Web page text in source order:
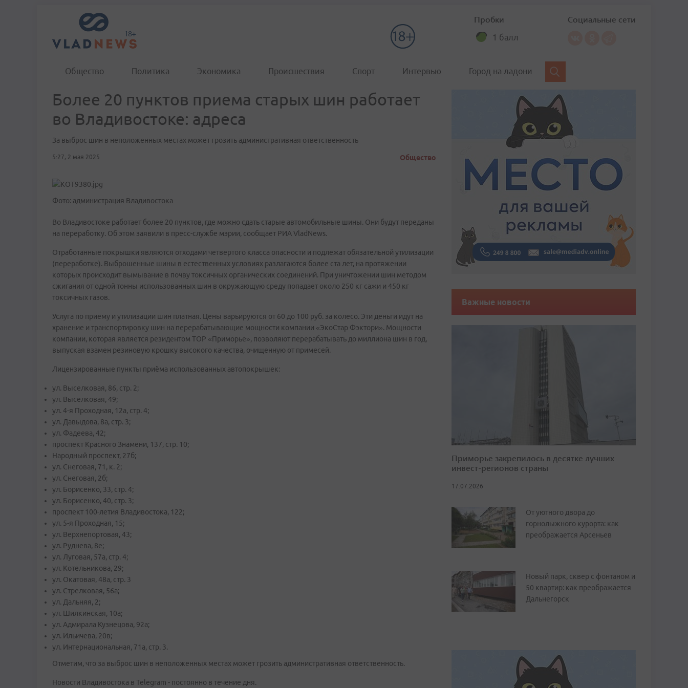
Пробки
1 балл
Социальные сети
Общество Политика Экономика Происшествия Спорт Интервью Город на ладони
Более 20 пунктов приема старых шин работает
во Владивостоке: адреса
За выброс шин в неположенных местах может грозить административная ответственность
5:27, 2 мая 2025 Общество
Фото: администрация Владивостока
Во Владивостоке работает более 20 пунктов, где можно сдать старые автомобильные шины. Они будут переданы
на переработку. Об этом заявили в пресс-службе мэрии, сообщает РИА VladNews.
Отработанные покрышки являются отходами четвертого класса опасности и подлежат обязательной утилизации
(переработке). Выброшенные шины в естественных условиях разлагаются более ста лет, на протяжении
которых происходит вымывание в почву токсичных органических соединений. При уничтожении шин методом
сжигания от одной тонны использованных шин в окружающую среду попадает около 250 кг сажи и 450 кг
токсичных газов.
Услуга по приему и утилизации шин платная. Цены варьируются от 60 до 100 руб. за колесо. Эти деньги идут на
хранение и транспортировку шин на перерабатывающие мощности компании «ЭкоСтар Фэктори». Мощности
компании, которая является резидентом ТОР «Приморье», позволяют перерабатывать до миллиона шин в год,
выпуская взамен резиновую крошку высокого качества, очищенную от примесей.
Лицензированные пункты приёма использованных автопокрышек:
ул. Выселковая, 86, стр. 2;
ул. Выселковая, 49;
ул. 4-я Проходная, 12а, стр. 4;
ул. Давыдова, 8а, стр. 3;
ул. Фадеева, 42;
проспект Красного Знамени, 137, стр. 10;
Народный проспект, 27б;
ул. Снеговая, 71, к. 2;
ул. Снеговая, 2б;
ул. Борисенко, 33, стр. 4;
ул. Борисенко, 40, стр. 3;
проспект 100-летия Владивостока, 122;
ул. 5-я Проходная, 15;
ул. Верхнепортовая, 43;
ул. Руднева, 8е;
ул. Луговая, 57а, стр. 4;
ул. Котельникова, 29;
ул. Окатовая, 48а, стр. 3
ул. Стрелковая, 56а;
ул. Дальняя, 2;
ул. Шилкинская, 10а;
ул. Адмирала Кузнецова, 92а;
ул. Ильичева, 20в;
ул. Интернациональная, 71а, стр. 3.
Отметим, что за выброс шин в неположенных местах может грозить административная ответственность.
Новости Владивостока в Telegram - постоянно в течение дня.
Важные новости
Приморье закрепилось в десятке лучших
инвест-регионов страны
17.07.2026
От уютного двора до
горнолыжного курорта: как
преображается Арсеньев
Новый парк, сквер с фонтаном и
50 квартир: как преображается
Дальнегорск